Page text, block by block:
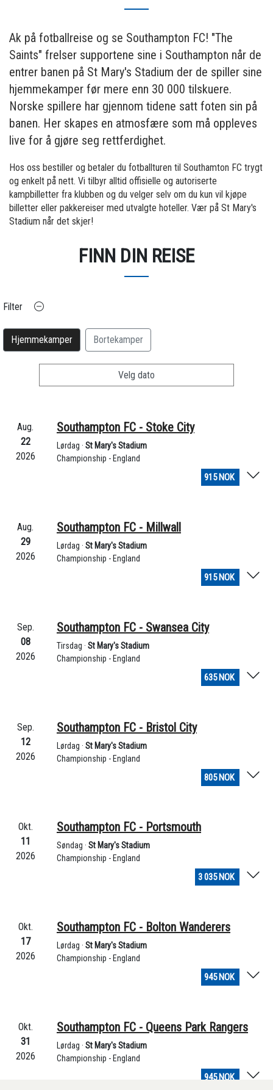
Ak på fotballreise og se Southampton FC! "The
Saints" frelser supportene sine i Southampton når de
entrer banen på St Mary's Stadium der de spiller sine
hjemmekamper før mere enn 30 000 tilskuere.
Norske spillere har gjennom tidene satt foten sin på
banen. Her skapes en atmosfære som må oppleves
live for å gjøre seg rettferdighet.
Hos oss bestiller og betaler du fotballturen til Southamton FC trygt
og enkelt på nett. Vi tilbyr alltid offisielle og autoriserte
kampbilletter fra klubben og du velger selv om du kun vil kjøpe
billetter eller pakkereiser med utvalgte hoteller. Vær på St Mary's
Stadium når det skjer!